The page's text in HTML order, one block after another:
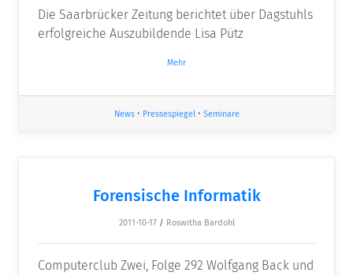
Die Saarbrücker Zeitung berichtet über Dagstuhls
erfolgreiche Auszubildende Lisa Pütz
Mehr
News• Pressespiegel• Seminare
Forensische Informatik
2011-10-17 / Roswitha Bardohl
Computerclub Zwei, Folge 292 Wolfgang Back und